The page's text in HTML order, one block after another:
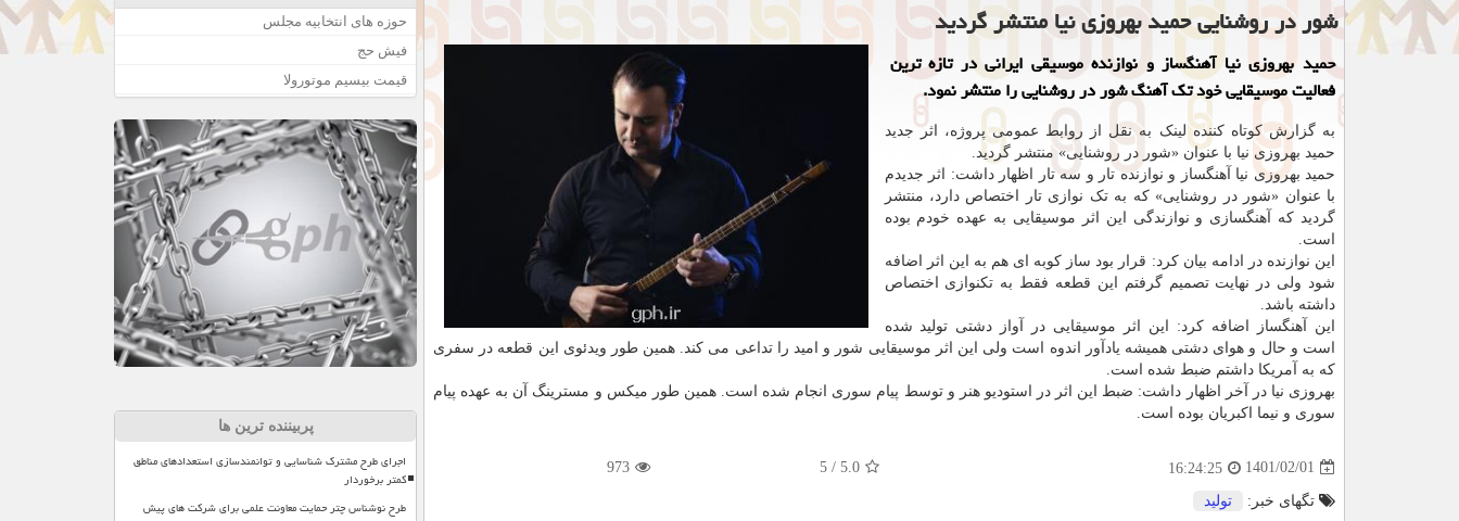
شور در روشنایی حمید بهروزی نیا منتشر گردید
حمید بهروزی نیا آهنگساز و نوازنده موسیقی ایرانی در تازه ترین
فعالیت موسیقایی خود تک آهنگ شور در روشنایی را منتشر نمود.
به گزارش کوتاه کننده لینک به نقل از روابط عمومی پروژه، اثر جدید
حمید بهروزی نیا با عنوان «شور در روشنایی» منتشر گردید.
حمید بهروزی نیا آهنگساز و نوازنده تار و سه تار اظهار داشت: اثر جدیدم
با عنوان «شور در روشنایی» که به تک نوازی تار اختصاص دارد، منتشر
گردید که آهنگسازی و نوازندگی این اثر موسیقایی به عهده خودم بوده
است.
این نوازنده در ادامه بیان کرد: قرار بود ساز کوبه ای هم به این اثر اضافه
شود ولی در نهایت تصمیم گرفتم این قطعه فقط به تکنوازی اختصاص
داشته باشد.
این آهنگساز اضافه کرد: این اثر موسیقایی در آواز دشتی تولید شده
است و حال و هوای دشتی همیشه یادآور اندوه است ولی این اثر موسیقایی شور و امید را تداعی می کند. همین طور ویدئوی این قطعه در سفری
که به آمریکا داشتم ضبط شده است.
بهروزی نیا در آخر اظهار داشت: ضبط این اثر در استودیو هنر و توسط پیام سوری انجام شده است. همین طور میکس و مسترینگ آن به عهده پیام
سوری و نیما اکبریان بوده است.
1401/02/01
16:24:25
5.0
/
5
973
تگهای خبر: تولید
حوزه های انتخابیه مجلس
فیش حج
قیمت بیسیم موتورولا
پربیننده ترین ها
اجرای طرح مشترک شناسایی و توانمندسازی استعدادهای مناطق
کمتر برخوردار
طرح نوشناس چتر حمایت معاونت علمی برای شرکت های پیش